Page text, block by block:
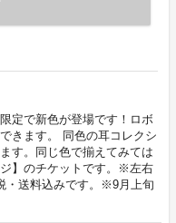
定で新色が登場です！ロボ
きます。 同色の耳コレクシ
す。同じ色で揃えてみては
】のチケットです。※左右
・送料込みです。※9月上旬